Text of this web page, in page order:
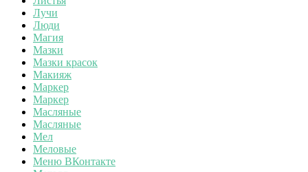
Лучи
Люди
Магия
Мазки
Мазки красок
Макияж
Маркер
Маркер
Масляные
Масляные
Мел
Меловые
Меню ВКонтакте